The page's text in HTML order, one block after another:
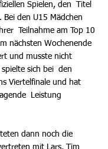
Spielen, den  Titel
Bei den U15 Mädchen
Teilnahme am Top 10
nächsten Wochenende
und musste nicht
sich bei  den
Viertelfinale und hat
Leistung
dann noch die
mit Lars, Tim